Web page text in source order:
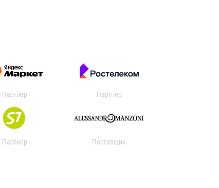
Партнер Партнер
Партнер Поставщик